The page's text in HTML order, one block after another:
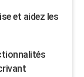
et aidez les